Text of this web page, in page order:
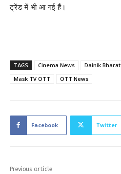
ट्रेंड में भी आ गई हैं।
TAGS Cinema News Dainik Bharat
Mask TV OTT
OTT News
Facebook Twitter
Previous article